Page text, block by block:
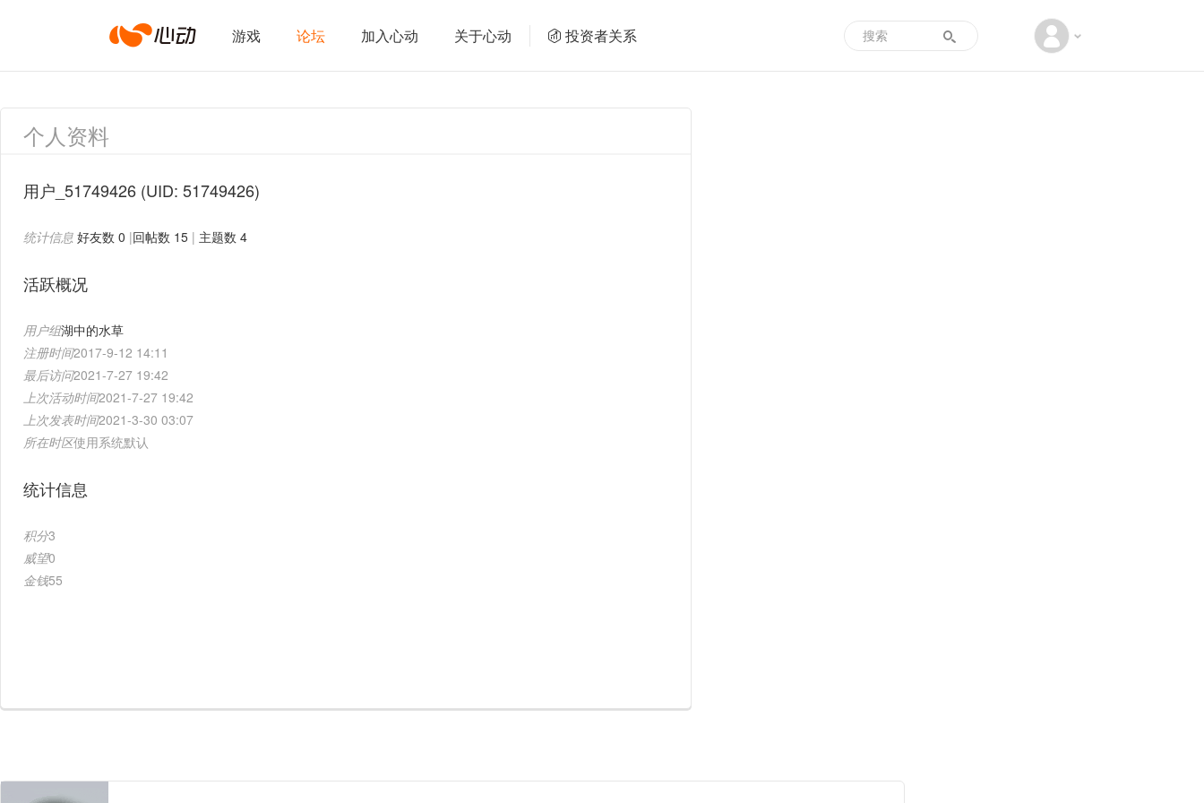
心
动
络
游戏 论坛 加入心动 关于心动 投资者关系
个人资料
用户_51749426 (UID: 51749426)
统计信息 好友数 0 |回帖数 15 | 主题数 4
活跃概况
用户组湖中的水草
注册时间2017-9-12 14:11
最后访问2021-7-27 19:42
上次活动时间2021-7-27 19:42
上次发表时间2021-3-30 03:07
所在时区使用系统默认
统计信息
积分3
威望0
金钱55